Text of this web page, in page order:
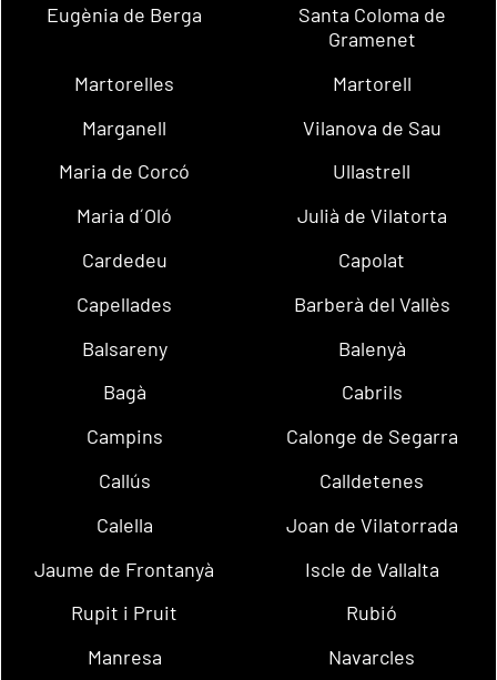
Eugènia de Berga
Santa Coloma de
Gramenet
Martorelles
Martorell
Marganell
Vilanova de Sau
Maria de Corcó
Ullastrell
Maria d´Oló
Julià de Vilatorta
Cardedeu
Capolat
Capellades
Barberà del Vallès
Balsareny
Balenyà
Bagà
Cabrils
Campins
Calonge de Segarra
Callús
Calldetenes
Calella
Joan de Vilatorrada
Jaume de Frontanyà
Iscle de Vallalta
Rupit i Pruit
Rubió
Manresa
Navarcles